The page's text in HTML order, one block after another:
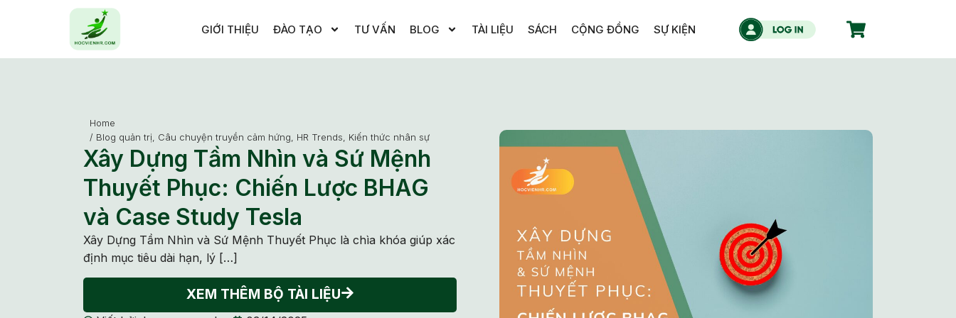
GIỚI THIỆU ĐÀO TẠO TƯ VẤN BLOG TÀI LIỆU SÁCH CỘNG ĐỒNG SỰ KIỆN
Home
/ Blog quản trị, Câu chuyện truyền cảm hứng, HR Trends, Kiến thức nhân sự
Xây Dựng Tầm Nhìn và Sứ Mệnh
Thuyết Phục: Chiến Lược BHAG
và Case Study Tesla
Xây Dựng Tầm Nhìn và Sứ Mệnh Thuyết Phục là chìa khóa giúp xác
định mục tiêu dài hạn, lý […]
XEM THÊM BỘ TÀI LIỆU